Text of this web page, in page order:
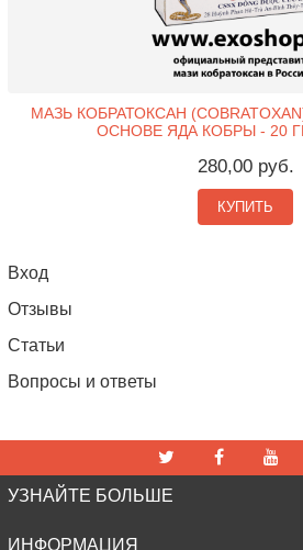
МАЗЬ КОБРАТОКСАН
ОСНОВЕ ЯДА КОБРЫ - 20
280,00 руб.
КУПИТЬ
Вход
Отзывы
Статьи
Вопросы и ответы
УЗНАЙТЕ БОЛЬШЕ
ИНФОРМАЦИЯ